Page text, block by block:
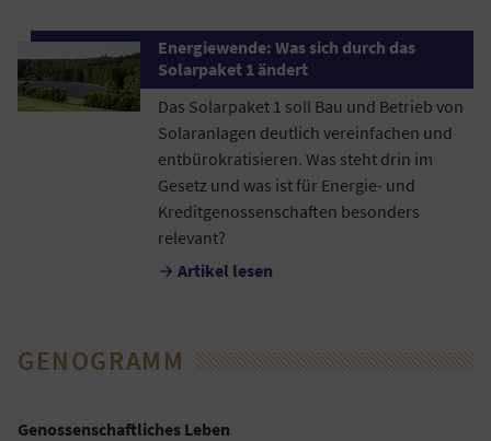
Energiewende: Was sich durch das
Solarpaket 1 ändert
Das Solarpaket 1 soll Bau und Betrieb von
Solaranlagen deutlich vereinfachen und
entbürokratisieren. Was steht drin im
Gesetz und was ist für Energie- und
Kreditgenossenschaften besonders
relevant?
 Artikel lesen
GENOGRAMM
Genossenschaftliches Leben